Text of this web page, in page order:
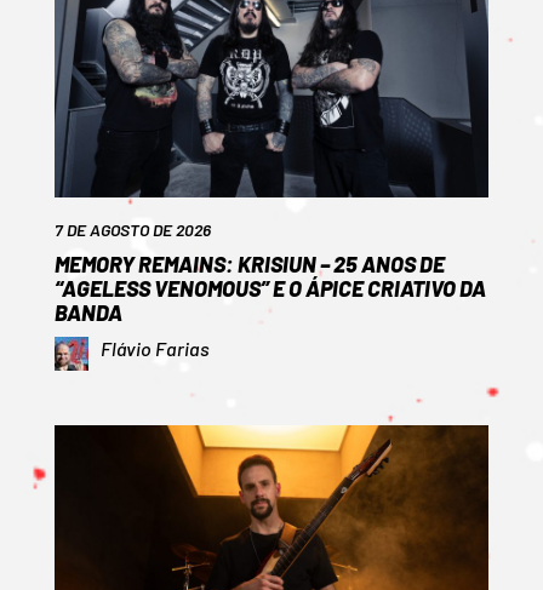
7 DE AGOSTO DE 2026
MEMORY REMAINS: KRISIUN – 25 ANOS DE
“AGELESS VENOMOUS” E O ÁPICE CRIATIVO DA
BANDA
Flávio Farias